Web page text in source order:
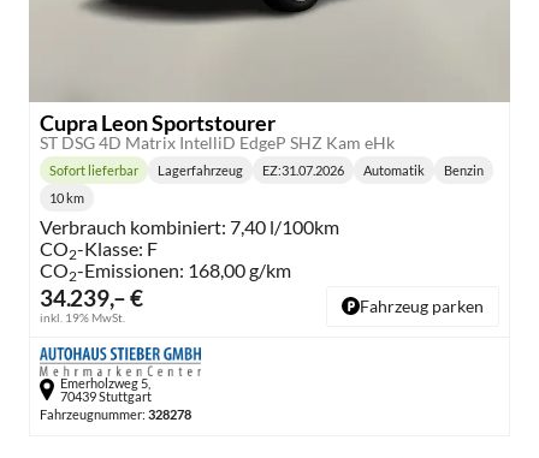
Cupra Leon Sportstourer
ST DSG 4D Matrix IntelliD EdgeP SHZ Kam eHk
34.239,– €
inkl. 19% MwSt.
Lieferzeit:
Sofort lieferbar Lagerfahrzeug EZ:31.07.2026
Getriebe:
Automatik
Kraftstoff:
Benzin
Kilometerstand:
10 km
Verbrauch kombiniert: 7,40 l/100km
CO2-Klasse: F
CO2-Emissionen: 168,00 g/km
Fahrzeug parken
Emerholzweg 5,
70439 Stuttgart
Fahrzeugnummer: 328278